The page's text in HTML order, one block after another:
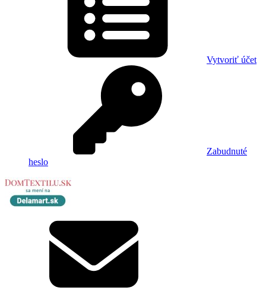
Vytvoriť účet
Zabudnuté
heslo